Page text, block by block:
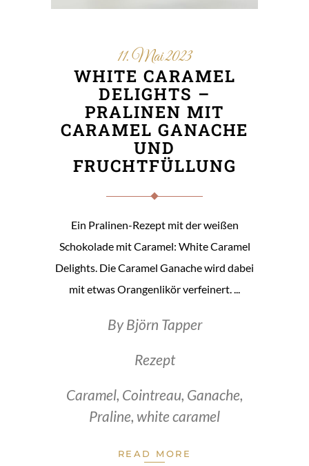
11. Mai 2023
WHITE CARAMEL
DELIGHTS –
PRALINEN MIT
CARAMEL GANACHE
UND
FRUCHTFÜLLUNG
Ein Pralinen-Rezept mit der weißen
Schokolade mit Caramel: White Caramel
Delights. Die Caramel Ganache wird dabei
mit etwas Orangenlikör verfeinert.
ByBjörn Tapper
Rezept
Caramel, Cointreau, Ganache,
Praline, white caramel
READ MORE